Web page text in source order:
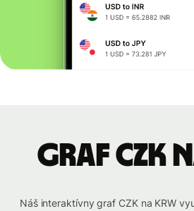
graf CZK
Náš interaktívny graf CZK na KRW